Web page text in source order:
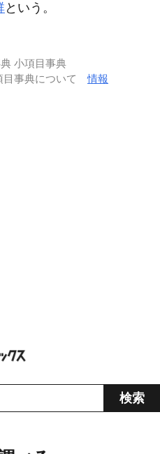
という。
小項目事典
目事典について情報